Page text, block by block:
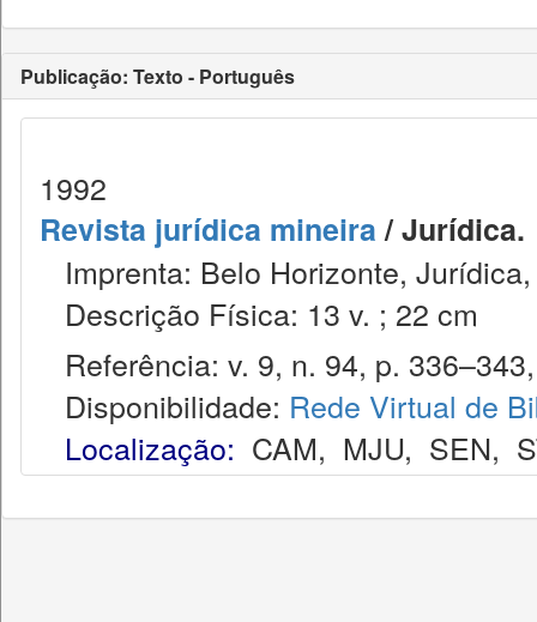
Publicação: Texto - Português
1992
Revista jurídica mineira/ Jurídica.
Imprenta: Belo Horizonte,
Descrição Física: 13 v. ; 22 cm
Referência: v. 9, n. 94, p.
Disponibilidade: Rede Virtual de
Localização: CAM, MJU, SEN,